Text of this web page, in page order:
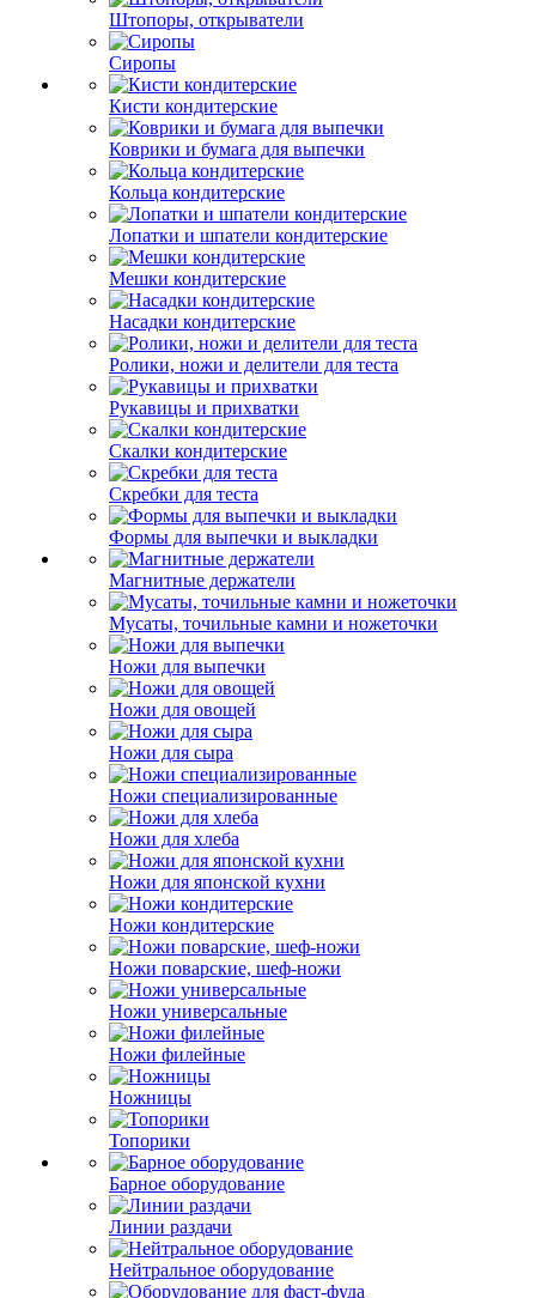
Штопоры, открыватели
Сиропы
Кисти кондитерские
Коврики и бумага для выпечки
Кольца кондитерские
Лопатки и шпатели кондитерские
Мешки кондитерские
Насадки кондитерские
Ролики, ножи и делители для теста
Рукавицы и прихватки
Скалки кондитерские
Скребки для теста
Формы для выпечки и выкладки
Магнитные держатели
Мусаты, точильные камни и ножеточки
Ножи для выпечки
Ножи для овощей
Ножи для сыра
Ножи специализированные
Ножи для хлеба
Ножи для японской кухни
Ножи кондитерские
Ножи поварские, шеф-ножи
Ножи универсальные
Ножи филейные
Ножницы
Топорики
Барное оборудование
Линии раздачи
Нейтральное оборудование